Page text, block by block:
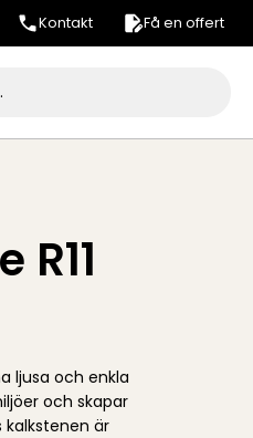
Kontakt Få en offert
ljusa och enkla
och skapar
kalkstenen är